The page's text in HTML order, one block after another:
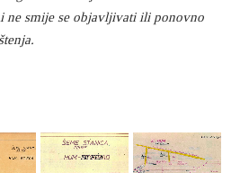
ne smije se objavljivati ili ponovno